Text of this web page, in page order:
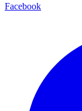
Facebook